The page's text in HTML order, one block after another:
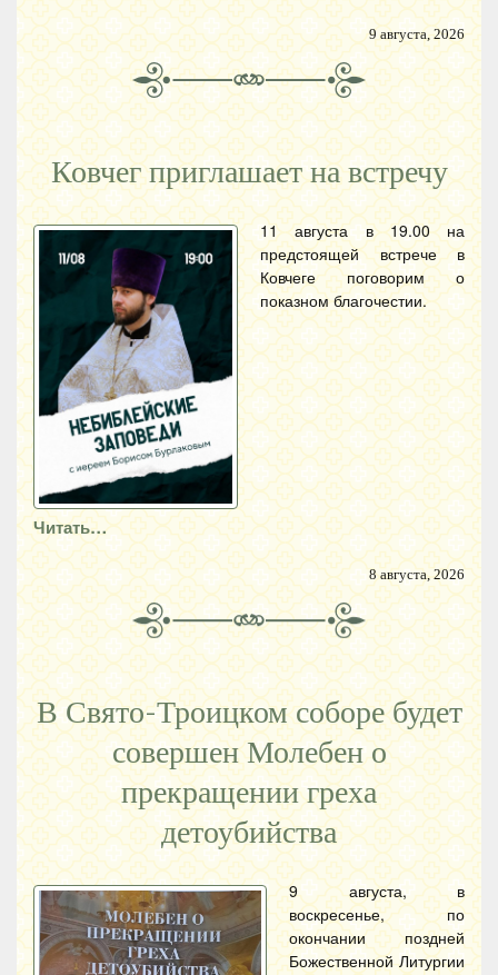
9 августа, 2026
Ковчег приглашает на встречу
11 августа в 19.00 на
предстоящей встрече в
Ковчеге поговорим о
показном благочестии.
Читать…
8 августа, 2026
В Свято-Троицком соборе будет
совершен Молебен о
прекращении греха
детоубийства
9 августа, в
воскресенье, по
окончании поздней
Божественной Литургии